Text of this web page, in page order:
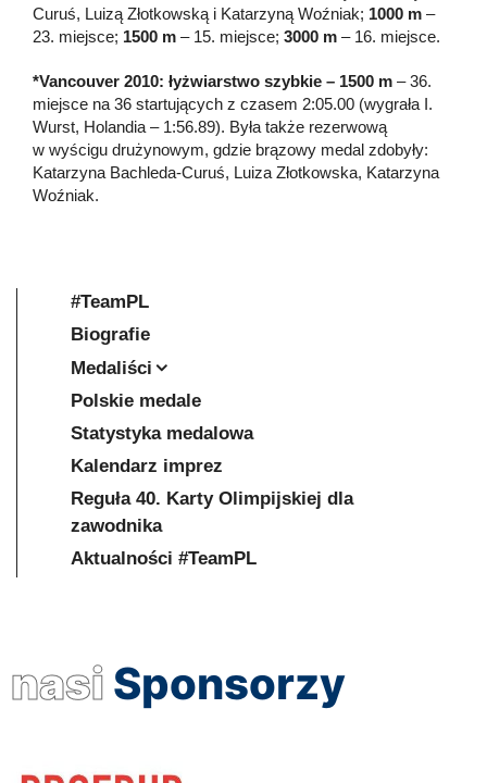
Curuś, Luizą Złotkowską i Katarzyną Woźniak; 1000 m –
23. miejsce; 1500 m – 15. miejsce; 3000 m – 16. miejsce.
*Vancouver 2010: łyżwiarstwo szybkie – 1500 m – 36.
miejsce na 36 startujących z czasem 2:05.00 (wygrała I.
Wurst, Holandia – 1:56.89). Była także rezerwową
w wyścigu drużynowym, gdzie brązowy medal zdobyły:
Katarzyna Bachleda-Curuś, Luiza Złotkowska, Katarzyna
Woźniak.
#TeamPL
Biografie
Medaliści
Polskie medale
Statystyka medalowa
Kalendarz imprez
Reguła 40. Karty Olimpijskiej dla
zawodnika
Aktualności #TeamPL
nasi Sponsorzy